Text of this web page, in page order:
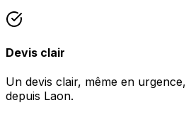
Devis clair
Un devis clair, même en
depuis Laon.